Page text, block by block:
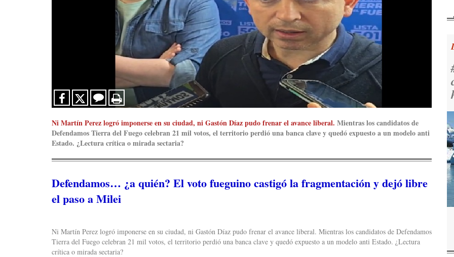
Ni Martín Perez logró imponerse en su ciudad, ni Gastón Díaz pudo frenar el avance liberal. Mientras los candidatos de
Defendamos Tierra del Fuego celebran 21 mil votos, el territorio perdió una banca clave y quedó expuesto a un modelo anti
Estado. ¿Lectura crítica o mirada sectaria?
Defendamos… ¿a quién? El voto fueguino castigó la fragmentación y dejó libre
el paso a Milei
Ni Martín Perez logró imponerse en su ciudad, ni Gastón Díaz pudo frenar el avance liberal. Mientras los candidatos de Defendamos
Tierra del Fuego celebran 21 mil votos, el territorio perdió una banca clave y quedó expuesto a un modelo anti Estado. ¿Lectura
crítica o mirada sectaria?